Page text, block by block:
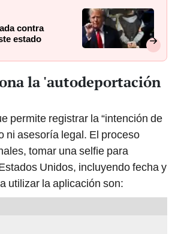
contra
estado
la 'autodeportación
permite registrar la “intención de
ni asesoría legal. El proceso
tomar una selfie para
Unidos, incluyendo fecha y
utilizar la aplicación son: